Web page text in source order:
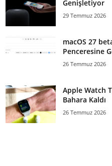
Genişletiyor
29 Temmuz 2026
macOS 27
Penceresine
26 Temmuz 2026
Apple Watch
Bahara Kaldı
26 Temmuz 2026